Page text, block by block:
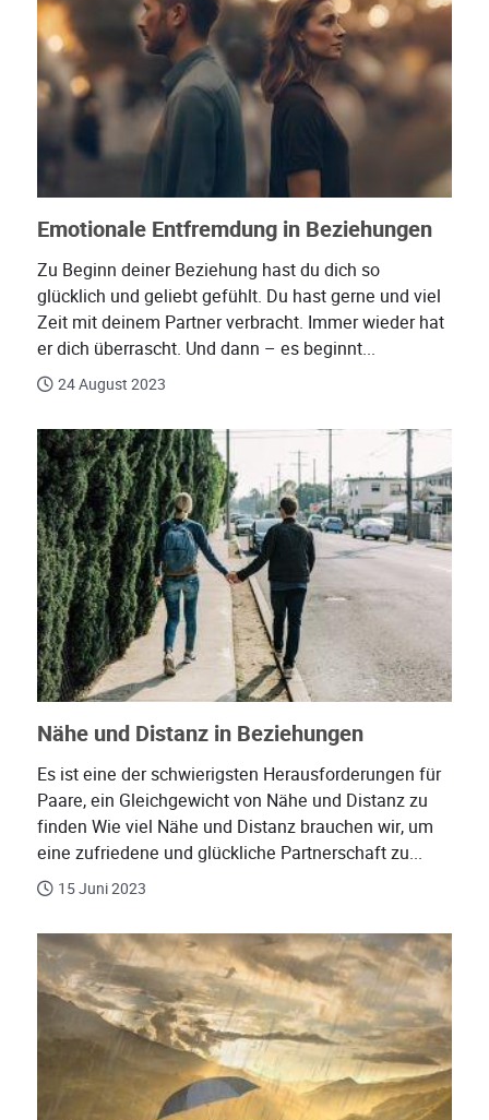
Emotionale Entfremdung in Beziehungen
Zu Beginn deiner Beziehung hast du dich so
glücklich und geliebt gefühlt. Du hast gerne und viel
Zeit mit deinem Partner verbracht. Immer wieder hat
er dich überrascht. Und dann – es beginnt...
24 August 2023
Nähe und Distanz in Beziehungen
Es ist eine der schwierigsten Herausforderungen für
Paare, ein Gleichgewicht von Nähe und Distanz zu
finden Wie viel Nähe und Distanz brauchen wir, um
eine zufriedene und glückliche Partnerschaft zu...
15 Juni 2023